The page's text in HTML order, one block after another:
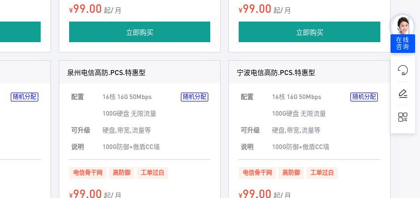
¥99.00 起/ 月
立即购买
¥99.00 起/ 月
立即购买
随机分配
泉州电信高防.PCS.特惠型
配置 16核 16G 50Mbps 随机分配
100G硬盘 无限流量
可升级
硬盘,带宽,流量等
说明
100G防御+傲盾CC墙
电信骨干网 高防御 工单过白
¥99.00 起/ 月
宁波电信高防.PCS.特惠型
配置 16核 16G 50Mbps 随机分配
100G硬盘 无限流量
可升级
硬盘,带宽,流量等
说明
100G防御+傲盾CC墙
电信骨干网 高防御 工单过白
¥99.00 起/ 月
在线
咨询